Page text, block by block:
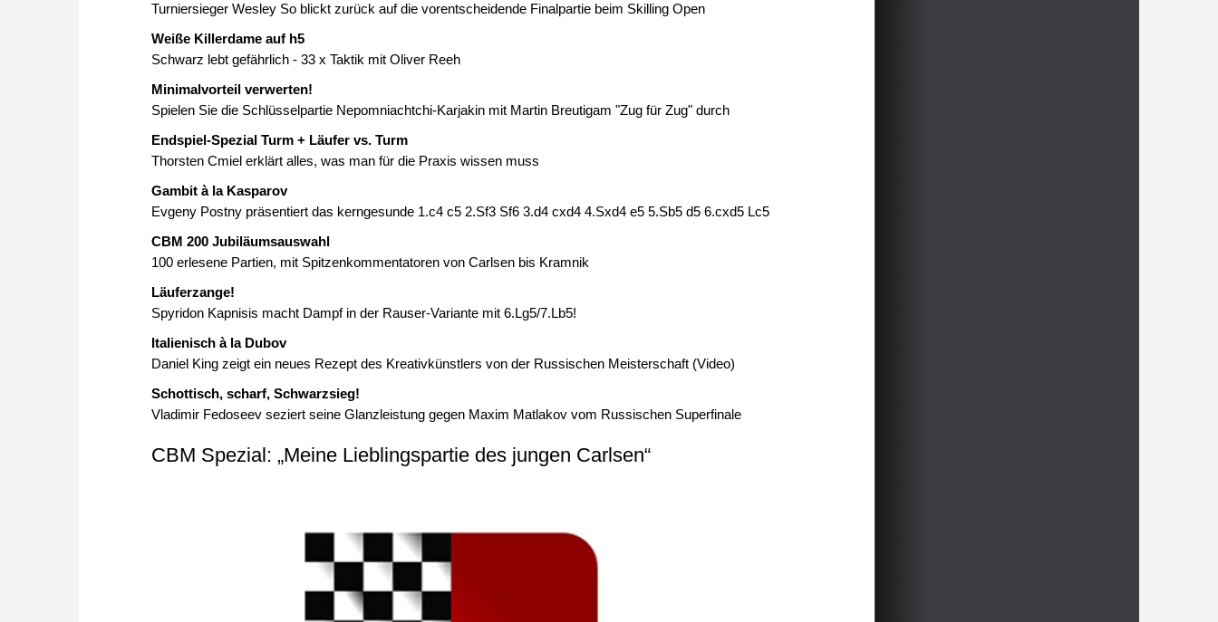
Turniersieger Wesley So blickt zurück auf die vorentscheidende Finalpartie beim Skilling Open
Weiße Killerdame auf h5
Schwarz lebt gefährlich - 33 x Taktik mit Oliver Reeh
Minimalvorteil verwerten!
Spielen Sie die Schlüsselpartie Nepomniachtchi-Karjakin mit Martin Breutigam "Zug für Zug" durch
Endspiel-Spezial Turm + Läufer vs. Turm
Thorsten Cmiel erklärt alles, was man für die Praxis wissen muss
Gambit à la Kasparov
Evgeny Postny präsentiert das kerngesunde 1.c4 c5 2.Sf3 Sf6 3.d4 cxd4 4.Sxd4 e5 5.Sb5 d5 6.cxd5 Lc5
CBM 200 Jubiläumsauswahl
100 erlesene Partien, mit Spitzenkommentatoren von Carlsen bis Kramnik
Läuferzange!
Spyridon Kapnisis macht Dampf in der Rauser-Variante mit 6.Lg5/7.Lb5!
Italienisch à la Dubov
Daniel King zeigt ein neues Rezept des Kreativkünstlers von der Russischen Meisterschaft (Video)
Schottisch, scharf, Schwarzsieg!
Vladimir Fedoseev seziert seine Glanzleistung gegen Maxim Matlakov vom Russischen Superfinale
CBM Spezial: „Meine Lieblingspartie des jungen Carlsen“